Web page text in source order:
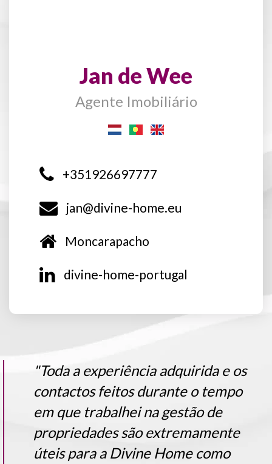
Jan de Wee
Agente Imobiliário
+351926697777
jan@divine-home.eu
Moncarapacho
divine-home-portugal
"Toda a experiência adquirida e os
contactos feitos durante o tempo
em que trabalhei na gestão de
propriedades são extremamente
úteis para a Divine Home como